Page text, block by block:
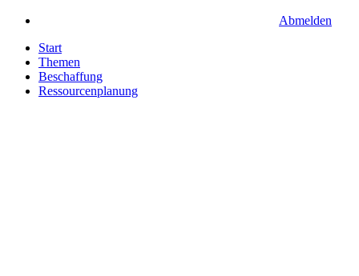
Abmelden
Start
Themen
Beschaffung
Ressourcenplanung